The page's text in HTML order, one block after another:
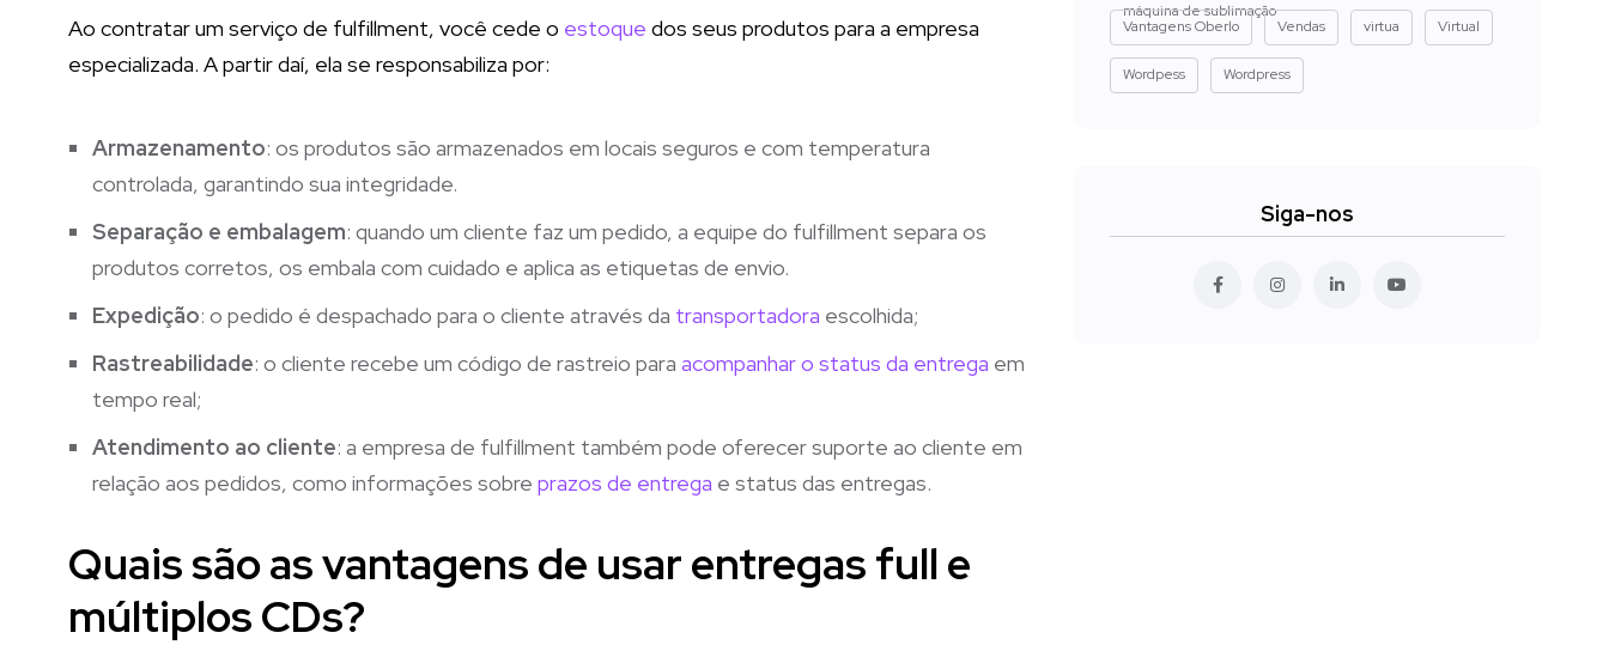
Ao contratar um serviço de fulfillment, você cede o estoque dos seus produtos para a empresa
especializada. A partir daí, ela se responsabiliza por:
Armazenamento: os produtos são armazenados em locais seguros e com temperatura
controlada, garantindo sua integridade.
Separação e embalagem: quando um cliente faz um pedido, a equipe do fulfillment separa os
produtos corretos, os embala com cuidado e aplica as etiquetas de envio.
Expedição: o pedido é despachado para o cliente através da transportadora escolhida;
Rastreabilidade: o cliente recebe um código de rastreio para acompanhar o status da entrega em
tempo real;
Atendimento ao cliente: a empresa de fulfillment também pode oferecer suporte ao cliente em
relação aos pedidos, como informações sobre prazos de entrega e status das entregas.
Quais são as vantagens de usar entregas full e
múltiplos CDs?
máquina de sublimação
Vantagens Oberlo
Vendas virtua Virtual
Wordpess Wordpress
Siga-nos